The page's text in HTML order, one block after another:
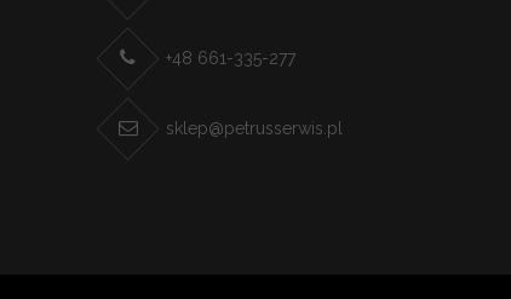
+48 661-335-277
sklep@petrusserwis.pl